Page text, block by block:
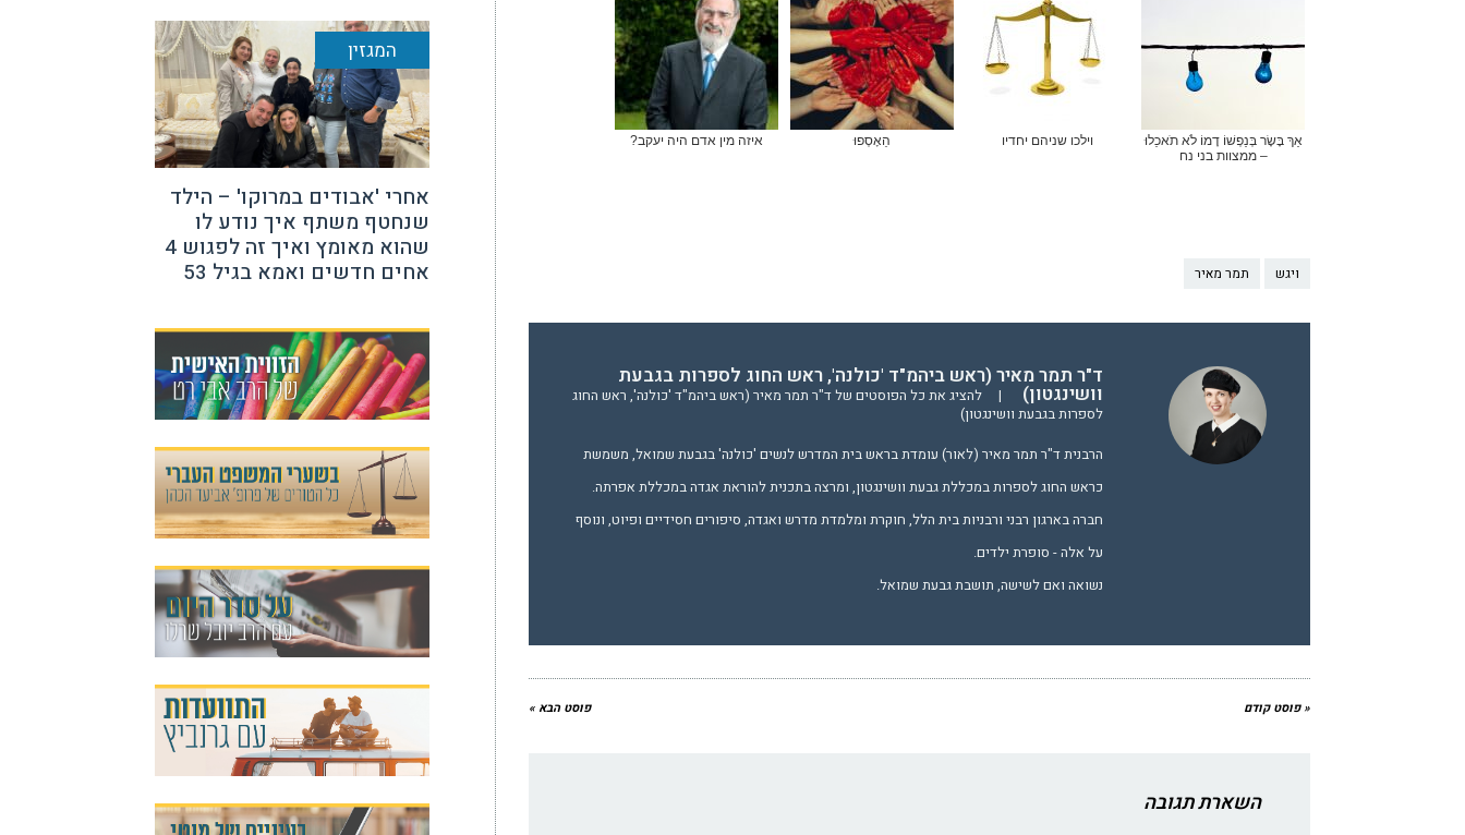
אַךְ בָּשָׂר בְּנַפְשׁוֹ דָמוֹ לֹא תֹאכֵלוּ
– ממצוות בני נח
וילכו שניהם יחדיו הֵאָסְפוּ איזה מין אדם היה יעקב?
ויגש תמר מאיר
ד"ר תמר מאיר (ראש ביהמ"ד 'כולנה', ראש החוג לספרות בגבעת
וושינגטון) |
להציג את כל הפוסטים של ד"ר תמר מאיר (ראש ביהמ"ד 'כולנה', ראש החוג
לספרות בגבעת וושינגטון)
הרבנית ד"ר תמר מאיר (לאור) עומדת בראש בית המדרש לנשים 'כולנה' בגבעת שמואל, משמשת
כראש החוג לספרות במכללת גבעת וושינגטון, ומרצה בתכנית להוראת אגדה במכללת אפרתה.
חברה בארגון רבני ורבניות בית הלל, חוקרת ומלמדת מדרש ואגדה, סיפורים חסידיים ופיוט, ונוסף
על אלה - סופרת ילדים.
נשואה ואם לשישה, תושבת גבעת שמואל.
« פוסט קודם פוסט הבא »
השארת תגובה
המגזין
אחרי 'אבודים במרוקו' – הילד
שנחטף משתף איך נודע לו
שהוא מאומץ ואיך זה לפגוש 4
אחים חדשים ואמא בגיל 53